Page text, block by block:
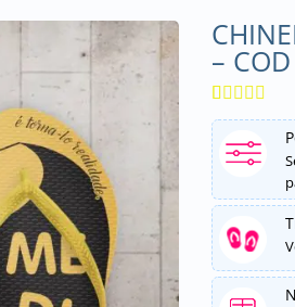
–
Avaliado
como
5, com
baseado em
1
avaliação de
cliente